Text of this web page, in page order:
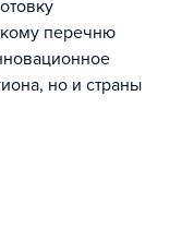
перечню
но и страны